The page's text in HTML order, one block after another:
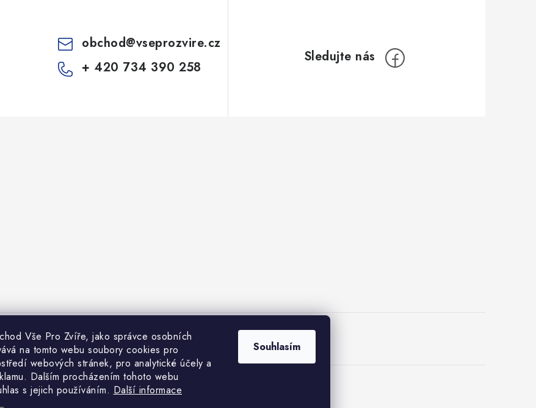
Vše Pro Zvíře, jako správce osobních
na tomto webu soubory cookies pro
webových stránek, pro analytické účely a
Dalším procházením tohoto webu
s jejich používáním. Další informace
Souhlasím
obchod@vseprozvire.cz
+ 420 734 390 258
podmínky Heuréka recenze VseProZvire.cz 2011-2024
Copyright 2026 Vše Pro Zvíře. Všechna práva vyhrazena.